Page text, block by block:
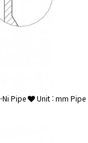
Ni Pipe
Unit : mm Pipe